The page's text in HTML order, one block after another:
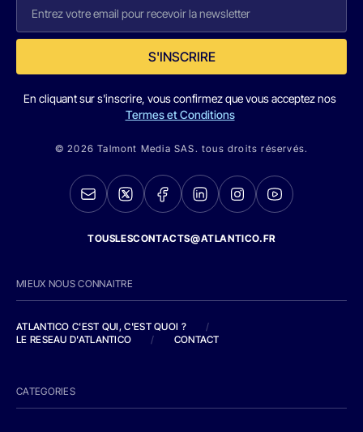
S'INSCRIRE
En cliquant sur s'inscrire, vous confirmez que vous acceptez nos
Termes et Conditions
© 2026 Talmont Media SAS. tous droits réservés.
TOUSLESCONTACTS@ATLANTICO.FR
MIEUX NOUS CONNAITRE
ATLANTICO C'EST QUI, C'EST QUOI ?
/
LE RESEAU D'ATLANTICO
/ CONTACT
CATEGORIES